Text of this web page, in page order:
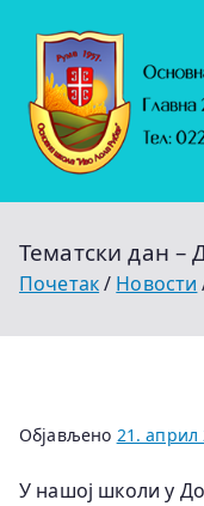
садржај
Тематски дан –
Почетак Новости
Објављено 21. април
У нашој школи у